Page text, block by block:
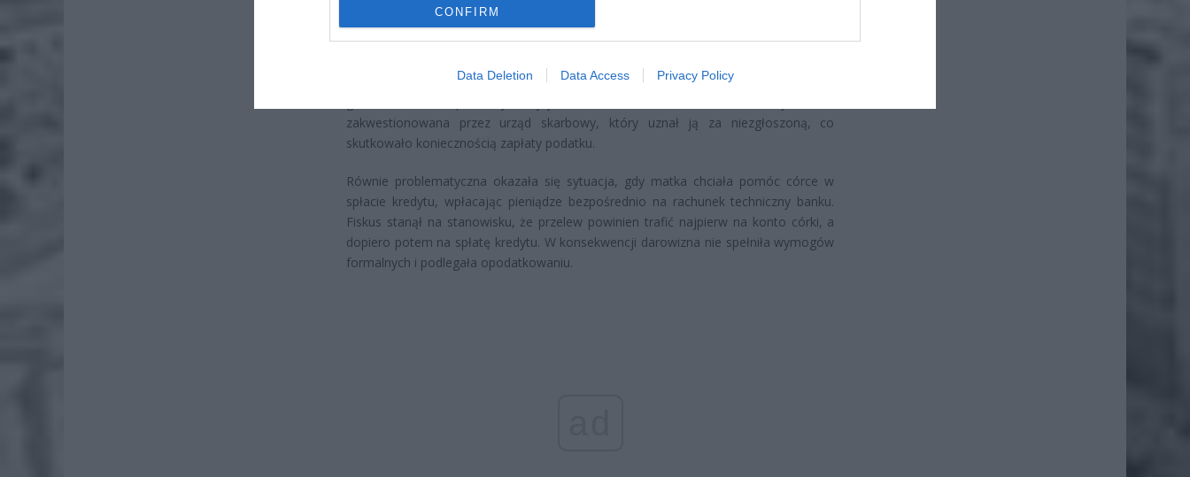
CONFIRM
Data Deletion Data Access Privacy Policy
rodziców dzieci do 3. roku życia
W jednym z przypadków ojciec przekazał córce środki na zakup mieszkania w
zakwestionowana przez urząd skarbowy, który uznał ją za niezgłoszoną, co
skutkowało koniecznością zapłaty podatku.
Równie problematyczna okazała się sytuacja, gdy matka chciała pomóc córce w
spłacie kredytu, wpłacając pieniądze bezpośrednio na rachunek techniczny banku.
Fiskus stanął na stanowisku, że przelew powinien trafić najpierw na konto córki, a
dopiero potem na spłatę kredytu. W konsekwencji darowizna nie spełniła wymogów
formalnych i podlegała opodatkowaniu.